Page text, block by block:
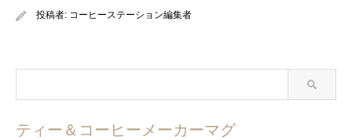
投稿者: コーヒーステーション編集者
ティー＆コーヒーメーカーマグ